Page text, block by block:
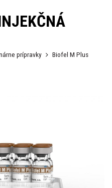
prípravky
Biofel M Plus